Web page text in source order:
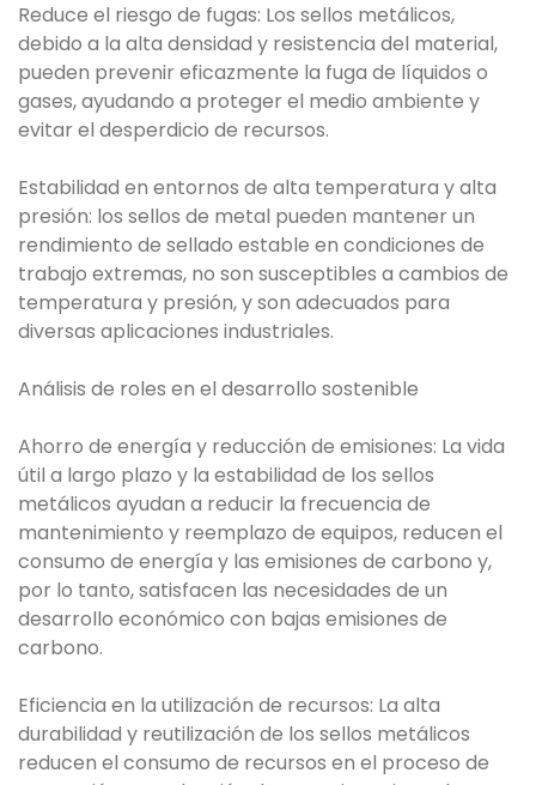
Reduce el riesgo de fugas: Los sellos metálicos,
debido a la alta densidad y resistencia del material,
pueden prevenir eficazmente la fuga de líquidos o
gases, ayudando a proteger el medio ambiente y
evitar el desperdicio de recursos.
Estabilidad en entornos de alta temperatura y alta
presión: los sellos de metal pueden mantener un
rendimiento de sellado estable en condiciones de
trabajo extremas, no son susceptibles a cambios de
temperatura y presión, y son adecuados para
diversas aplicaciones industriales.
Análisis de roles en el desarrollo sostenible
Ahorro de energía y reducción de emisiones: La vida
útil a largo plazo y la estabilidad de los sellos
metálicos ayudan a reducir la frecuencia de
mantenimiento y reemplazo de equipos, reducen el
consumo de energía y las emisiones de carbono y,
por lo tanto, satisfacen las necesidades de un
desarrollo económico con bajas emisiones de
carbono.
Eficiencia en la utilización de recursos: La alta
durabilidad y reutilización de los sellos metálicos
reducen el consumo de recursos en el proceso de